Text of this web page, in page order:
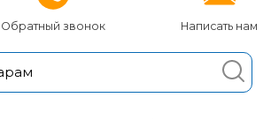
Обратный звонок Написать нам